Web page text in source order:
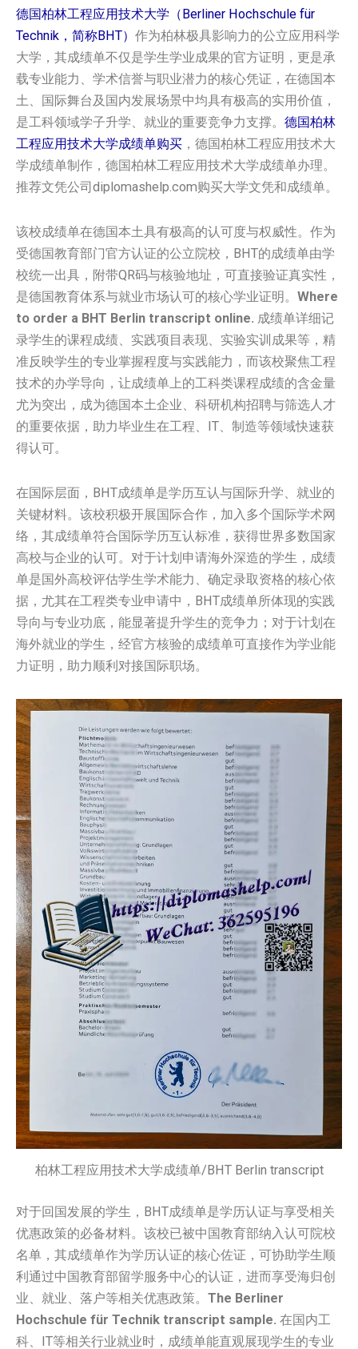
德国柏林工程应用技术大学（Berliner Hochschule für
Technik，简称BHT） 作为柏林极具影响力的公立应用科学
大学，其成绩单不仅是学生学业成果的官方证明，更是承
载专业能力、学术信誉与职业潜力的核心凭证，在德国本
土、国际舞台及国内发展场景中均具有极高的实用价值，
是工科领域学子升学、就业的重要竞争力支撑。 德国柏林
工程应用技术大学‌‌成绩单购买 ，德国柏林工程应用技术大
学‌‌成绩单制作，德国柏林工程应用技术大学‌‌成绩单办理。
推荐文凭公司diplomashelp.com购买大学文凭和成绩单。
该校成绩单在德国本土具有极高的认可度与权威性。作为
受德国教育部门官方认证的公立院校，BHT的成绩单由学
校统一出具，附带QR码与核验地址，可直接验证真实性，
是德国教育体系与就业市场认可的核心学业证明。 Where
to order a BHT Berlin transcript online. 成绩单详细记
录学生的课程成绩、实践项目表现、实验实训成果等，精
准反映学生的专业掌握程度与实践能力，而该校聚焦工程
技术的办学导向，让成绩单上的工科类课程成绩的含金量
尤为突出，成为德国本土企业、科研机构招聘与筛选人才
的重要依据，助力毕业生在工程、IT、制造等领域快速获
得认可。
在国际层面，BHT成绩单是学历互认与国际升学、就业的
关键材料。该校积极开展国际合作，加入多个国际学术网
络，其成绩单符合国际学历互认标准，获得世界多数国家
高校与企业的认可。对于计划申请海外深造的学生，成绩
单是国外高校评估学生学术能力、确定录取资格的核心依
据，尤其在工程类专业申请中，BHT成绩单所体现的实践
导向与专业功底，能显著提升学生的竞争力；对于计划在
海外就业的学生，经官方核验的成绩单可直接作为学业能
力证明，助力顺利对接国际职场。
柏林工程应用技术大学成绩单/BHT Berlin transcript
对于回国发展的学生，BHT成绩单是学历认证与享受相关
优惠政策的必备材料。该校已被中国教育部纳入认可院校
名单，其成绩单作为学历认证的核心佐证，可协助学生顺
利通过中国教育部留学服务中心的认证，进而享受海归创
业、就业、落户等相关优惠政策。 The Berliner
Hochschule für Technik transcript sample. 在国内工
科、IT等相关行业就业时，成绩单能直观展现学生的专业